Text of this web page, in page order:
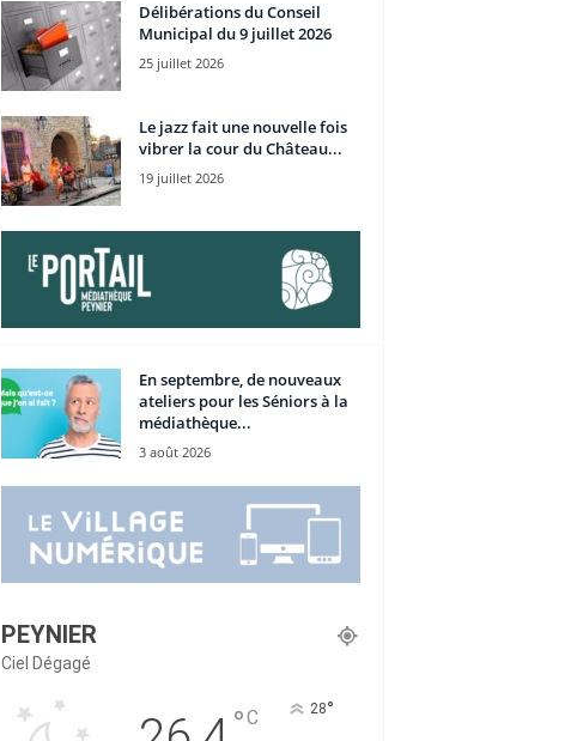
Délibérations du Conseil
Municipal du 9 juillet 2026
25 juillet 2026
Le jazz fait une nouvelle fois
vibrer la cour du Château...
19 juillet 2026
En septembre, de nouveaux
ateliers pour les Séniors à la
médiathèque...
3 août 2026
PEYNIER
Ciel Dégagé
°C 28°